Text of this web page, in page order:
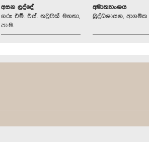
අසන ලද්දේ
ගරු එම්. එස්. තවුෆික් මහතා,
පා.ම.
අමාත්‍යාංශය
බුද්ධශාසන,